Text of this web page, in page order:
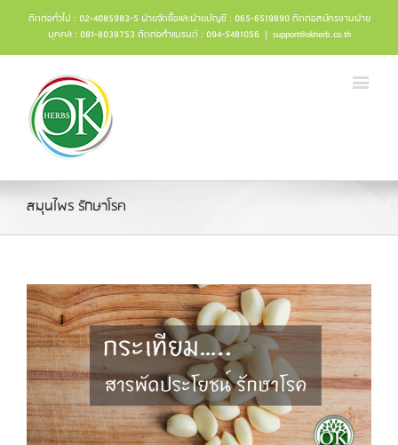
ติดต่อทั่วไป : 02-4085983-5 ฝ่ายจัดซื้อและฝ่ายบัญชี : 065-6519890 ติดต่อสมัครงานฝ่าย
บุคคล : 081-8038753 ติดต่อทำแบรนด์ : 094-5481056 | support@okherb.co.th
สมุนไพร รักษาโรค